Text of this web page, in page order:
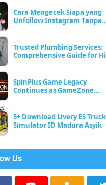
Cara Mengecek Siapa yang
Unfollow Instagram Tanpa
Trusted Plumbing Services:
Comprehensive Guide for
SpinPlus Game Legacy
Continues as GameZone
5+ Download Livery ES Truck
Simulator ID Madura Asyik
Us